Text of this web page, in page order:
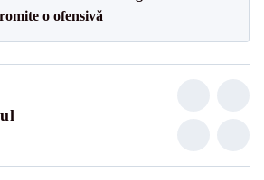
o ofensivă